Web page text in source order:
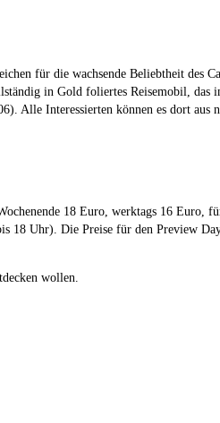
für die wachsende Beliebtheit des
in Gold foliertes Reisemobil, das
Alle Interessierten können es dort aus
18 Euro, werktags 16 Euro,
18 Uhr). Die Preise für den Preview
wollen.